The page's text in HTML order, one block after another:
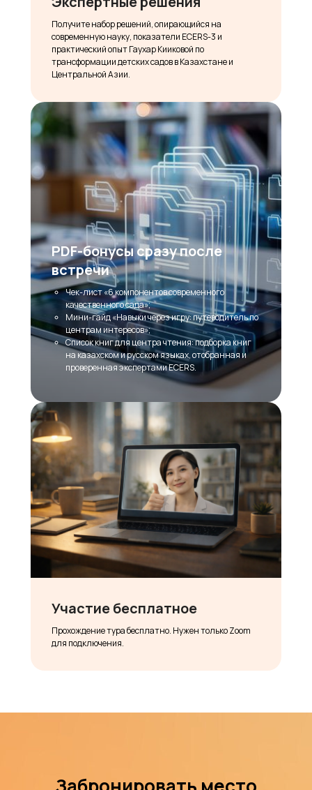
Получите набор решений, опирающийся на
современную науку, показатели ECERS-3 и
практический опыт Гаухар Кииковой по
трансформации детских садов в Казахстане и
Центральной Азии.
PDF-бонусы сразу после
встречи
Чек-лист «6 компонентов современного
качественного сада»;
Мини-гайд «Навыки через игру: путеводитель по
центрам интересов»;
Список книг для центра чтения: подборка книг
на казахском и русском языках, отобранная и
проверенная экспертами ECERS.
Участие бесплатное
Прохождение тура бесплатно. Нужен только Zoom
для подключения.